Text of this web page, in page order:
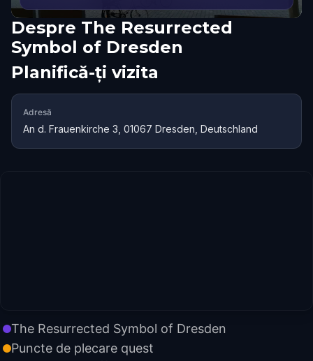
Despre The Resurrected
Symbol of Dresden
Planifică-ți vizita
Adresă
An d. Frauenkirche 3, 01067 Dresden, Deutschland
The Resurrected Symbol of Dresden
Puncte de plecare quest